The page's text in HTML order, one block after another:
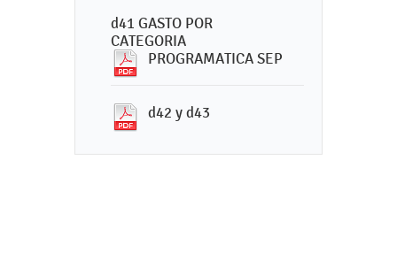
d41 GASTO POR
CATEGORIA
PROGRAMATICA SEP
d42 y d43